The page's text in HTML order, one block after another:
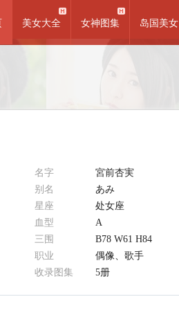
美女大全 女神图集 岛国美女
名字
宮前杏実
别名
あみ
星座
处女座
血型
A
三围
B78 W61 H84
职业
偶像、歌手
收录图集 5册